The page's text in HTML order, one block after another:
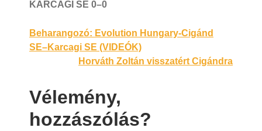
KARCAGI SE 0–0
Bejegyzés
navigáció
Beharangozó: Evolution Hungary-Cigánd
SE–Karcagi SE (VIDEÓK)
Horváth Zoltán visszatért Cigándra
Vélemény,
hozzászólás?